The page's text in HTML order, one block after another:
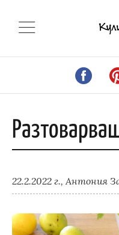
22.2.2022 г., Антония